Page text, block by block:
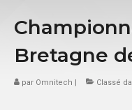
PRÉSENTATION
Contact
La ligue de
Bretagne
par Omnitech | Classé